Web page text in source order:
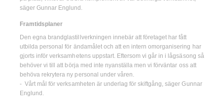
säger Gunnar Englund.
Framtidsplaner
Den egna brandglastillverkningen innebär att företaget har fått
utbilda personal för ändamålet och att en intern omorganisering har
gjorts inför verksamhetens uppstart. Eftersom vi går in i lågsäsong så
behöver vi till att börja med inte nyanställa men vi förväntar oss att
behöva rekrytera ny personal under våren.
- Vårt mål för verksamheten är underlag för skiftgång, säger Gunnar
Englund.